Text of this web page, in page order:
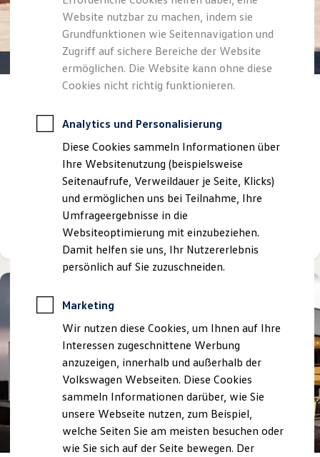
Leasing ohne Anzahlung
Finanzierung
Autokredit mit Schlussrate
Versicherungen und Garantien
Kfz-Versicherung
Restschuldversicherungen
Garantien
Professional Class bei Volkswagen
Behörden
Direktkunden
Sonderfahrzeuge
Anpfiff zum Gewinn
Elektromobilität
Elektroautos
ID. Tutorials
Elektrofahrzeugkonzepte
ID. EVERY1
Reichweite
Rekuperation
Laden unterwegs
Laden Zuhause
Ladestationen finden
Ladezeitensimulator
Batterie
Sicherheit
Nachhaltigkeit
Technologie
Kosten und Kauf
Der neue ID. Polo
Ab 119,00 €mtl. leasen für Privatkunden | 5.999,86 €
Sonderzahlung | 24 Monate Laufzeit | Jährliche
Fahrleistung: 10.000 km
Details ansehen
Website nutzbar zu machen, indem sie
Grundfunktionen wie Seitennavigation und
Zugriff auf sichere Bereiche der Website
ermöglichen. Die Website kann ohne diese
Cookies nicht richtig funktionieren.
Analytics und Personalisierung
Diese Cookies sammeln Informationen über
Ihre Websitenutzung (beispielsweise
Seitenaufrufe, Verweildauer je Seite, Klicks)
und ermöglichen uns bei Teilnahme, Ihre
Umfrageergebnisse in die
Websiteoptimierung mit einzubeziehen.
Damit helfen sie uns, Ihr Nutzererlebnis
persönlich auf Sie zuzuschneiden.
Marketing
Wir nutzen diese Cookies, um Ihnen auf Ihre
Interessen zugeschnittene Werbung
anzuzeigen, innerhalb und außerhalb der
Volkswagen Webseiten. Diese Cookies
sammeln Informationen darüber, wie Sie
unsere Webseite nutzen, zum Beispiel,
welche Seiten Sie am meisten besuchen oder
wie Sie sich auf der Seite bewegen. Der